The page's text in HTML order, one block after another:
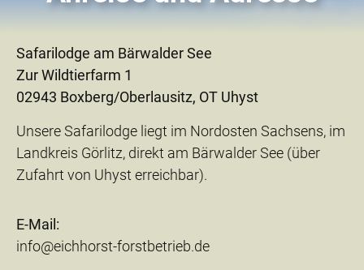
Safarilodge am Bärwalder See
Zur Wildtierfarm 1
02943 Boxberg/Oberlausitz, OT Uhyst
Unsere Safarilodge liegt im Nordosten Sachsens, im
Landkreis Görlitz, direkt am Bärwalder See (über
Zufahrt von Uhyst erreichbar).
E-Mail:
info@eichhorst-forstbetrieb.de